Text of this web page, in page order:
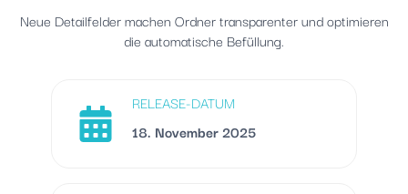
Neue Detailfelder machen Ordner transparenter und optimieren
die automatische Befüllung.
RELEASE-DATUM
18. November 2025